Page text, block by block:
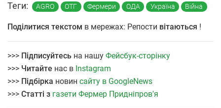
Теги: AGRO ОТГ Фермери ОДА Україна Війна
Поділитися текстом в мережах: Репости вітаються !
>>> Підписуйтесь на нашу Фейсбук-сторінку
>>> Читайте нас в Instagram
>>> Підбірка новин сайту в GoogleNews
>>> Статті з газети Фермер Придніпров'я